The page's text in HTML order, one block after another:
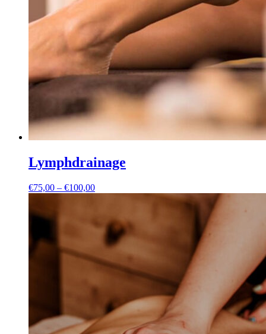
Lymphdrainage
€75,00 – €100,00Preisspanne:
€100,00